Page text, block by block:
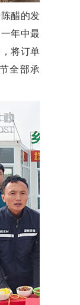
醋的发
年中最
将订单
全部承